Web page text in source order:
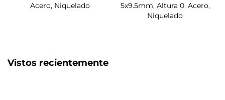
Acero, Niquelado
5x9.5mm, Altura 0, Acero,
Niquelado
Vistos recientemente